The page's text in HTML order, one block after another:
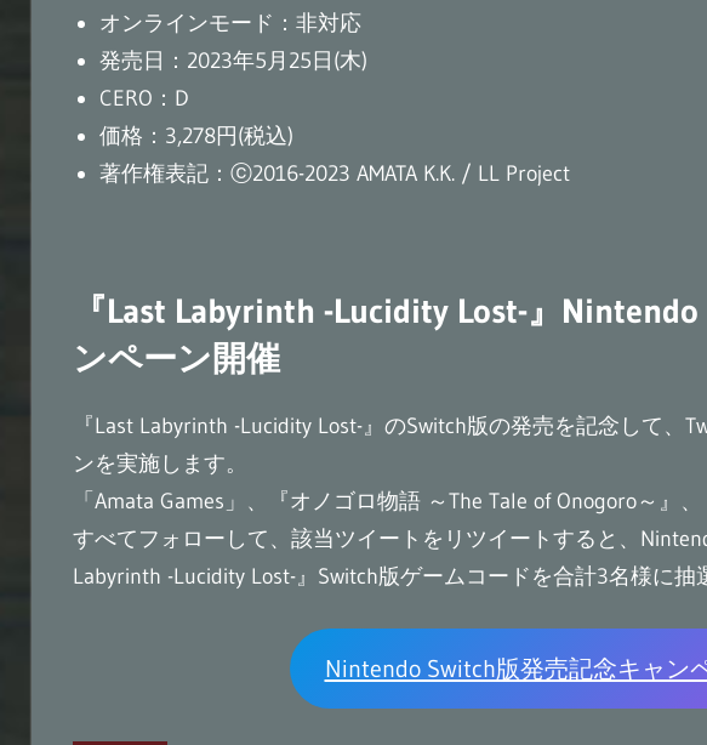
オンラインモード：非対応
発売日：2023年5月25日(木)
CERO：D
価格：3,278円(税込)
著作権表記：ⓒ2016-2023 AMATA K.K. / LL Project
『Last Labyrinth -Lucidity Lost-』
ンペーン開催
『Last Labyrinth -Lucidity Lost-』のSwitch版の発売を記念して
ンを実施します。
「Amata Games」、『オノゴロ物語 ～The Tale of Onogoro～』
すべてフォローして、該当ツイートをリツイートすると、
Labyrinth -Lucidity Lost-』Switch版ゲームコードを合計3名様に抽
Nintendo Switch版発売記念キャン